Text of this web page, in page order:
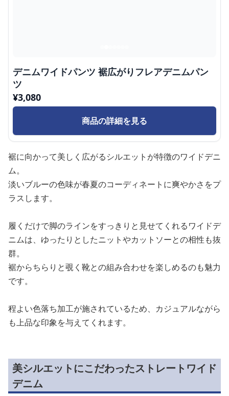
デニムワイドパンツ 裾広がりフレアデニムパン
ツ
¥3,080
商品の詳細を見る
裾に向かって美しく広がるシルエットが特徴のワイドデニ
ム。
淡いブルーの色味が春夏のコーディネートに爽やかさをプ
ラスします。
履くだけで脚のラインをすっきりと見せてくれるワイドデ
ニムは、ゆったりとしたニットやカットソーとの相性も抜
群。
裾からちらりと覗く靴との組み合わせを楽しめるのも魅力
です。
程よい色落ち加工が施されているため、カジュアルながら
も上品な印象を与えてくれます。
美シルエットにこだわったストレートワイド
デニム